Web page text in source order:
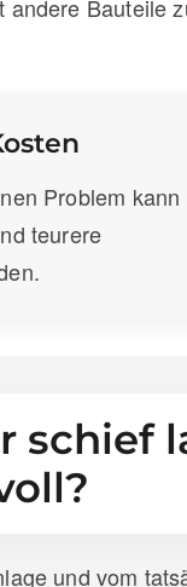
Bauteile
Problem kann
teurere
schief
und vom